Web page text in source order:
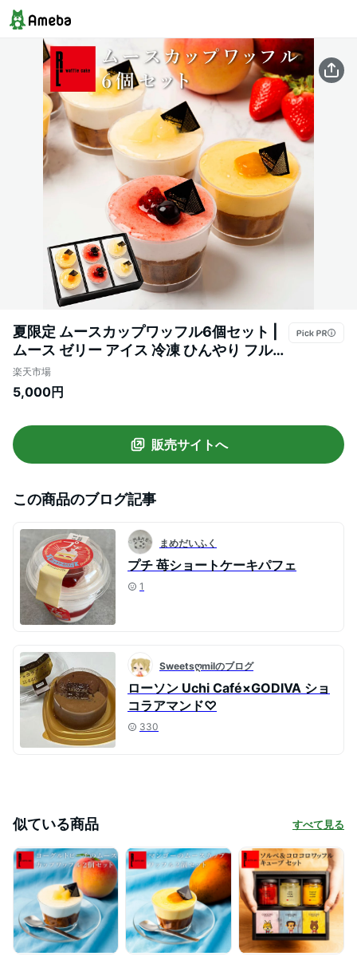
夏限定 ムースカップワッフル6個セット |
ムース ゼリー アイス 冷凍 ひんやり フルー
ツ スイーツ 洋菓子 夏ギフト お取り寄せス
イーツ お礼 お菓子 内祝い お返し カップケ
り寄せ 差し入れ お祝い 新作
楽天市場
5,000円
販売サイトへ
この商品のブログ記事
まめだいふく
プチ 苺ショートケーキパフェ
1
Sweetsღmilのブログ
ローソン Uchi Café×GODIVA ショ
コラアマンド♡
330
似ている商品 すべて見る